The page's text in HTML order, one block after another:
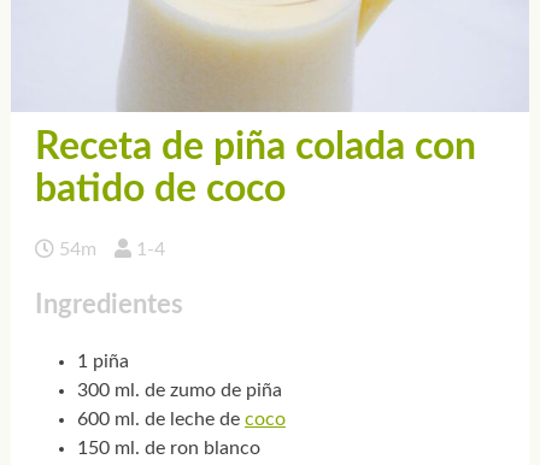
Receta de piña colada con
batido de coco
54m 1-4
Ingredientes
1 piña
300 ml. de zumo de piña
600 ml. de leche de coco
150 ml. de ron blanco